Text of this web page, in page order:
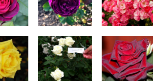
Avalanche Black Baccara